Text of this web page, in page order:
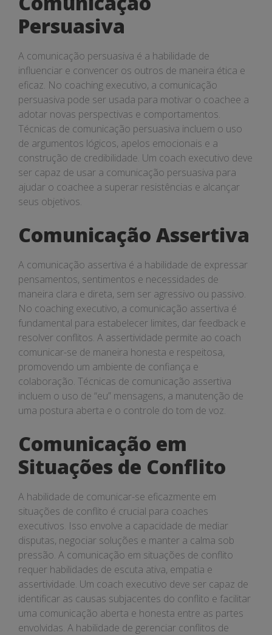
Persuasiva
A comunicação persuasiva é a habilidade de
influenciar e convencer os outros de maneira ética e
eficaz. No coaching executivo, a comunicação
persuasiva pode ser usada para motivar o coachee a
adotar novas perspectivas e comportamentos.
Técnicas de comunicação persuasiva incluem o uso
de argumentos lógicos, apelos emocionais e a
construção de credibilidade. Um coach executivo deve
ser capaz de usar a comunicação persuasiva para
ajudar o coachee a superar resistências e alcançar
seus objetivos.
Comunicação Assertiva
A comunicação assertiva é a habilidade de expressar
pensamentos, sentimentos e necessidades de
maneira clara e direta, sem ser agressivo ou passivo.
No coaching executivo, a comunicação assertiva é
fundamental para estabelecer limites, dar feedback e
resolver conflitos. A assertividade permite ao coach
comunicar-se de maneira honesta e respeitosa,
promovendo um ambiente de confiança e
colaboração. Técnicas de comunicação assertiva
incluem o uso de “eu” mensagens, a manutenção de
uma postura aberta e o controle do tom de voz.
Comunicação em
Situações de Conflito
A habilidade de comunicar-se eficazmente em
situações de conflito é crucial para coaches
executivos. Isso envolve a capacidade de mediar
disputas, negociar soluções e manter a calma sob
pressão. A comunicação em situações de conflito
requer habilidades de escuta ativa, empatia e
assertividade. Um coach executivo deve ser capaz de
identificar as causas subjacentes do conflito e facilitar
uma comunicação aberta e honesta entre as partes
envolvidas. A habilidade de gerenciar conflitos de